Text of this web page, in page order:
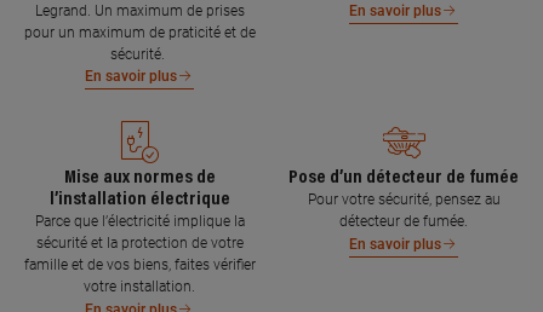
Legrand. Un maximum de prises
pour un maximum de praticité et de
sécurité.
En savoir plus
En savoir plus
Mise aux normes de
l’installation électrique
Parce que l’électricité implique la
sécurité et la protection de votre
famille et de vos biens, faites vérifier
votre installation.
Pose d’un détecteur de fumée
Pour votre sécurité, pensez au
détecteur de fumée.
En savoir plus